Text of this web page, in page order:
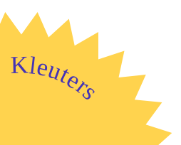
Kleuters